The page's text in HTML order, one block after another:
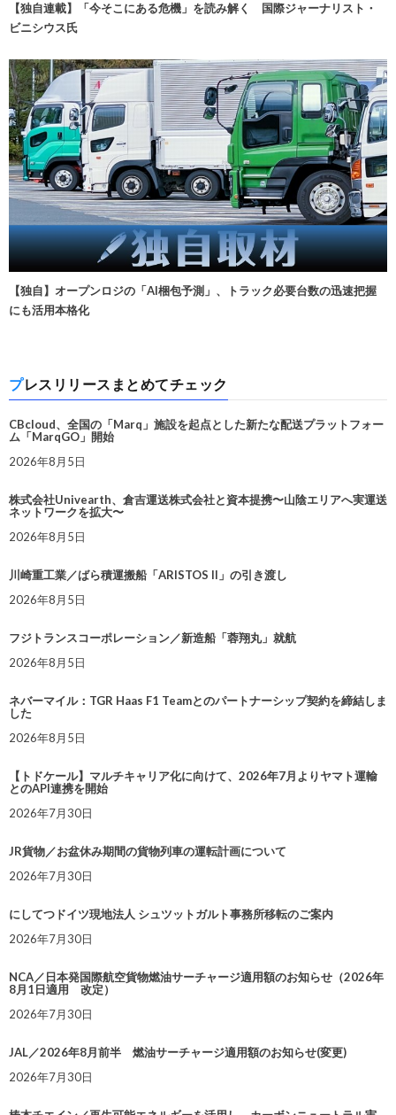
【独自連載】「今そこにある危機」を読み解く 国際ジャーナリスト・
ビニシウス氏
【独自】オープンロジの「AI梱包予測」、トラック必要台数の迅速把握
にも活用本格化
プレスリリースまとめてチェック
CBcloud、全国の「Marq」施設を起点とした新たな配送プラットフォー
ム「MarqGO」開始
2026年8月5日
株式会社Univearth、倉吉運送株式会社と資本提携〜山陰エリアへ実運送
ネットワークを拡大〜
2026年8月5日
川崎重工業／ばら積運搬船「ARISTOS II」の引き渡し
2026年8月5日
フジトランスコーポレーション／新造船「蓉翔丸」就航
2026年8月5日
ネバーマイル：TGR Haas F1 Teamとのパートナーシップ契約を締結しま
した
2026年8月5日
【トドケール】マルチキャリア化に向けて、2026年7月よりヤマト運輸
とのAPI連携を開始
2026年7月30日
JR貨物／お盆休み期間の貨物列車の運転計画について
2026年7月30日
にしてつドイツ現地法人 シュツットガルト事務所移転のご案内
2026年7月30日
NCA／日本発国際航空貨物燃油サーチャージ適用額のお知らせ（2026年
8月1日適用 改定）
2026年7月30日
JAL／2026年8月前半 燃油サーチャージ適用額のお知らせ(変更)
2026年7月30日